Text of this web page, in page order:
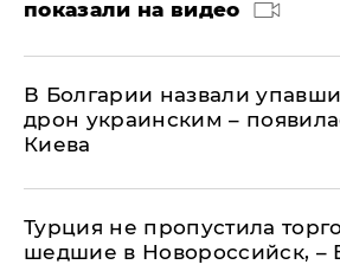
показали на видео
В Болгарии назвали
дрон украинским –
Киева
Турция не пропустила
шедшие в Новороссийск, –